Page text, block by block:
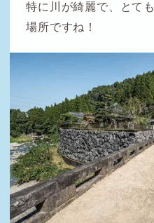
特に川が綺麗で、とて
場所ですね！